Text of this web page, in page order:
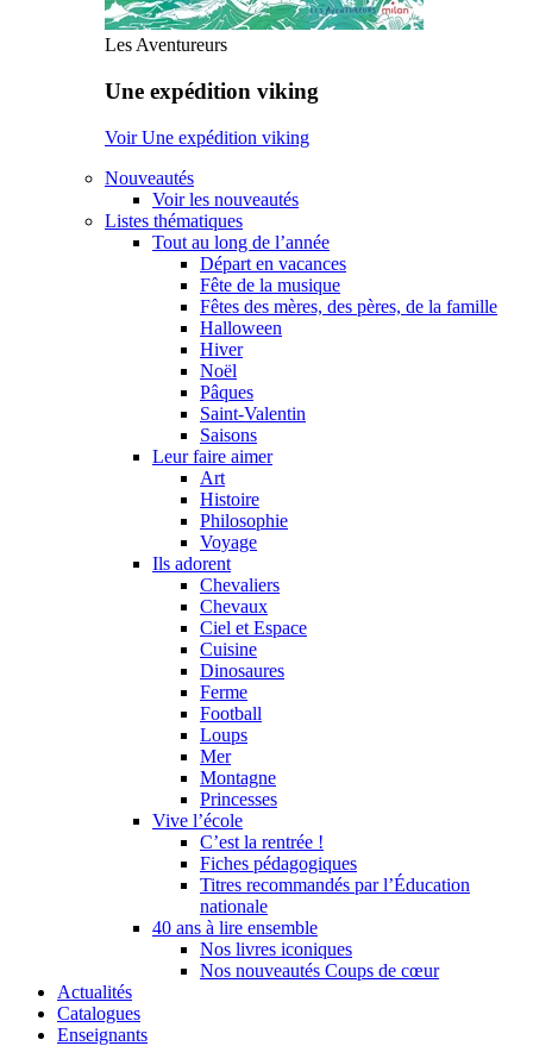
Les Aventureurs
Une expédition viking
Voir Une expédition viking
Nouveautés
Voir les nouveautés
Listes thématiques
Tout au long de l’année
Départ en vacances
Fête de la musique
Fêtes des mères, des pères, de la famille
Halloween
Hiver
Noël
Pâques
Saint-Valentin
Saisons
Leur faire aimer
Art
Histoire
Philosophie
Voyage
Ils adorent
Chevaliers
Chevaux
Ciel et Espace
Cuisine
Dinosaures
Ferme
Football
Loups
Mer
Montagne
Princesses
Vive l’école
C’est la rentrée !
Fiches pédagogiques
Titres recommandés par l’Éducation
nationale
40 ans à lire ensemble
Nos livres iconiques
Nos nouveautés Coups de cœur
Actualités
Catalogues
Enseignants